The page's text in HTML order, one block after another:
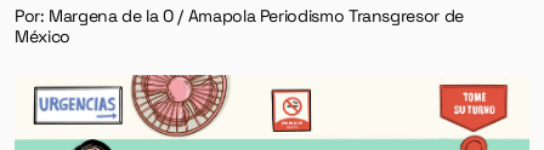
Por: Margena de la O / Amapola Periodismo Transgresor de
México